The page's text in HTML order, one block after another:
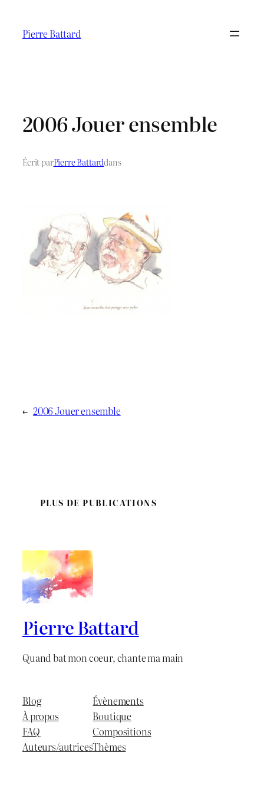
contenu
Pierre Battard
2006 Jouer ensemble
Écrit parPierre Battarddans
← 2006 Jouer ensemble
PLUS DE PUBLICATIONS
Pierre Battard
Quand bat mon coeur, chante ma main
Blog
À propos
FAQ
Auteurs/autrices
Évènements
Boutique
Compositions
Thèmes